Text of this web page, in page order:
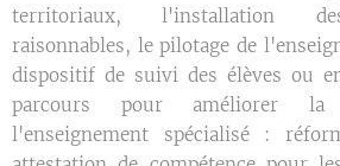
territoriaux, l'installation
raisonnables, le pilotage de
dispositif de suivi des élèves ou
parcours pour améliorer la
l'enseignement spécialisé :